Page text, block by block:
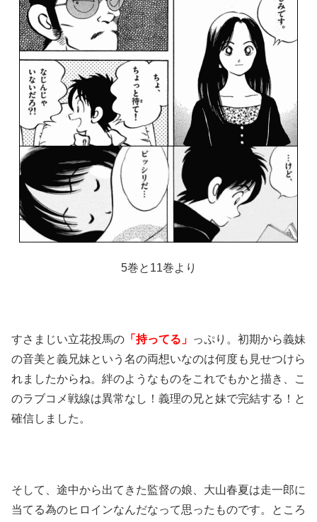
5巻と11巻より
すさまじい立花投馬の 「持ってる」 っぷり。初期から義妹
の音美と義兄妹という名の両想いなのは何度も見せつけら
れましたからね。絆のようなものをこれでもかと描き、こ
のラブコメ戦線は異常なし！義理の兄と妹で完結する！と
確信しました。
そして、途中から出てきた監督の娘、大山春夏は走一郎に
当てる為のヒロインなんだなって思ったものです。ところ